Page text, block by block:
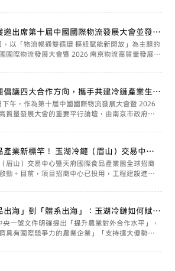
旨在深入貫徹「桂品入灣」戰略部署，借力...
邀出席第十屆中國國際物流發展大會並發表
「AI+物流」打造中國冷鏈新標杆
，以「物流暢通雙循環 樞紐賦能新開放」為主題的
國際物流發展大會暨 2026 南京物流高質量發展大
、南京市委書記周紅波致歡迎辭，中...
倡議四大合作方向，攜手共建冷鏈產業生態
下午，作為第十屆中國國際物流發展大會暨 2026
質量發展大會的重要平行論壇，由南京市政府指
展對接會」在南京國際博覽會議中心成...
產業新標竿！ 玉湖冷鏈（眉山）交易中心
際食品產業園全球招商啟幕
眉山）交易中心暨天府國際食品產業園全球招商
動。目前，項目招商中心已投用，工程建設進入
品產業園，為區域產業升級與民生消費保障築牢
出海」到「體系出海」：玉湖冷鏈如何賦能
際貿易新機遇
一號文件明確提出「提升農業對外合作水平」，
具有國際競爭力的農業企業」「支持擴大優勢特
農業服務貿易」。這是繼 2025 年後，中央一...